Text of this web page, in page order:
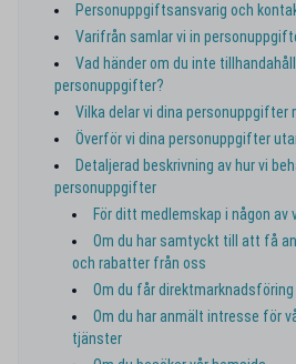
Personuppgiftsansvarig och
Varifrån samlar vi in
Vad händer om du inte
personuppgifter?
Vilka delar vi dina personuppgifter
Överför vi dina personuppgifter
Detaljerad beskrivning av hur vi
personuppgifter
För ditt medlemskap i någon av
Om du har samtyckt till att få
och rabatter från oss
Om du får
Om du har anmält intresse för
tjänster